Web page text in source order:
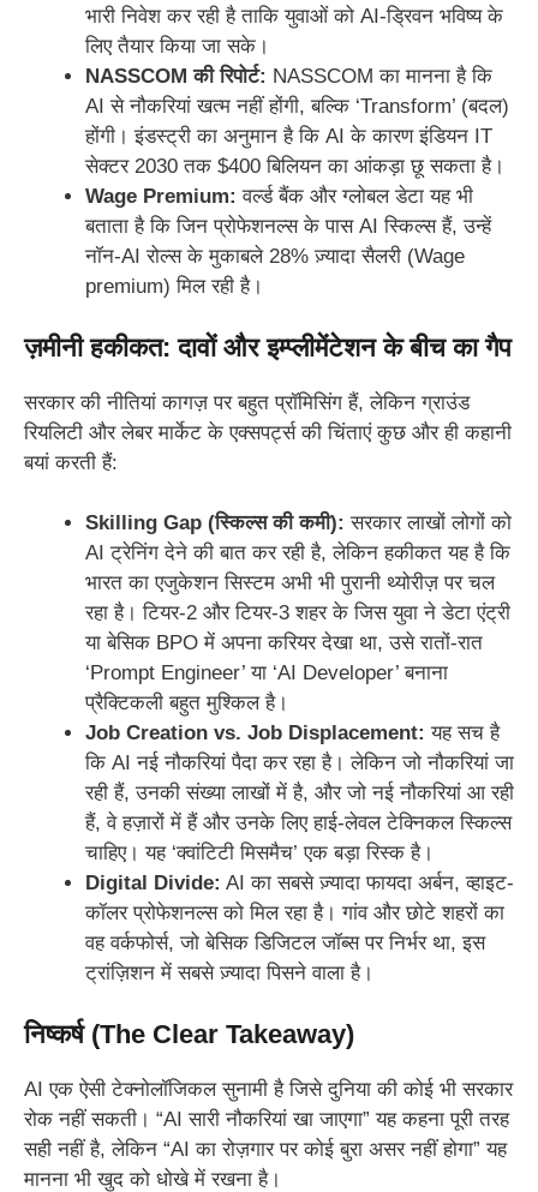
भारी निवेश कर रही है ताकि युवाओं को AI-ड्रिवन भविष्य के
लिए तैयार किया जा सके।
NASSCOM की रिपोर्ट: NASSCOM का मानना है कि
AI से नौकरियां खत्म नहीं होंगी, बल्कि ‘Transform’ (बदल)
होंगी। इंडस्ट्री का अनुमान है कि AI के कारण इंडियन IT
सेक्टर 2030 तक $400 बिलियन का आंकड़ा छू सकता है।
Wage Premium: वर्ल्ड बैंक और ग्लोबल डेटा यह भी
बताता है कि जिन प्रोफेशनल्स के पास AI स्किल्स हैं, उन्हें
नॉन-AI रोल्स के मुकाबले 28% ज़्यादा सैलरी (Wage
premium) मिल रही है।
ज़मीनी हकीकत: दावों और इम्प्लीमेंटेशन के बीच का गैप
सरकार की नीतियां कागज़ पर बहुत प्रॉमिसिंग हैं, लेकिन ग्राउंड
रियलिटी और लेबर मार्केट के एक्सपर्ट्स की चिंताएं कुछ और ही कहानी
बयां करती हैं:
Skilling Gap (स्किल्स की कमी): सरकार लाखों लोगों को
AI ट्रेनिंग देने की बात कर रही है, लेकिन हकीकत यह है कि
भारत का एजुकेशन सिस्टम अभी भी पुरानी थ्योरीज़ पर चल
रहा है। टियर-2 और टियर-3 शहर के जिस युवा ने डेटा एंट्री
या बेसिक BPO में अपना करियर देखा था, उसे रातों-रात
‘Prompt Engineer’ या ‘AI Developer’ बनाना
प्रैक्टिकली बहुत मुश्किल है।
Job Creation vs. Job Displacement: यह सच है
कि AI नई नौकरियां पैदा कर रहा है। लेकिन जो नौकरियां जा
रही हैं, उनकी संख्या लाखों में है, और जो नई नौकरियां आ रही
हैं, वे हज़ारों में हैं और उनके लिए हाई-लेवल टेक्निकल स्किल्स
चाहिए। यह ‘क्वांटिटी मिसमैच’ एक बड़ा रिस्क है।
Digital Divide: AI का सबसे ज़्यादा फायदा अर्बन, व्हाइट-
कॉलर प्रोफेशनल्स को मिल रहा है। गांव और छोटे शहरों का
वह वर्कफोर्स, जो बेसिक डिजिटल जॉब्स पर निर्भर था, इस
ट्रांज़िशन में सबसे ज़्यादा पिसने वाला है।
निष्कर्ष (The Clear Takeaway)
AI एक ऐसी टेक्नोलॉजिकल सुनामी है जिसे दुनिया की कोई भी सरकार
रोक नहीं सकती। “AI सारी नौकरियां खा जाएगा” यह कहना पूरी तरह
सही नहीं है, लेकिन “AI का रोज़गार पर कोई बुरा असर नहीं होगा” यह
मानना भी खुद को धोखे में रखना है।